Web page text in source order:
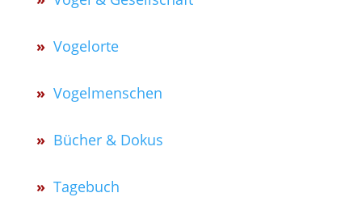
» Vogelorte
» Vogelmenschen
» Bücher & Dokus
» Tagebuch